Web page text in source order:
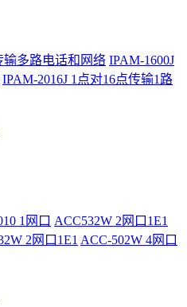
输多路电话和网络 IPAM-1600J
IPAM-2016J 1点对16点传输1路
1网口 ACC532W 2网口1E1
2网口1E1 ACC-502W 4网口